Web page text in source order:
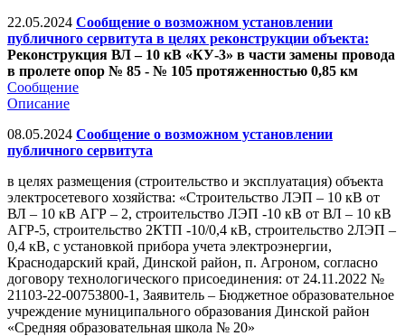
22.05.2024 Сообщение о возможном установлении
публичного сервитута в целях реконструкции объекта:
Реконструкция ВЛ – 10 кВ «КУ-3» в части замены провода
в пролете опор № 85 - № 105 протяженностью 0,85 км
Сообщение
Описание
08.05.2024 Сообщение о возможном установлении
публичного сервитута
в целях размещения (строительство и эксплуатация) объекта
электросетевого хозяйства: «Строительство ЛЭП – 10 кВ от
ВЛ – 10 кВ АГР – 2, строительство ЛЭП -10 кВ от ВЛ – 10 кВ
АГР-5, строительство 2КТП -10/0,4 кВ, строительство 2ЛЭП –
0,4 кВ, с установкой прибора учета электроэнергии,
Краснодарский край, Динской район, п. Агроном, согласно
договору технологического присоединения: от 24.11.2022 №
21103-22-00753800-1, Заявитель – Бюджетное образовательное
учреждение муниципального образования Динской район
«Средняя образовательная школа № 20»